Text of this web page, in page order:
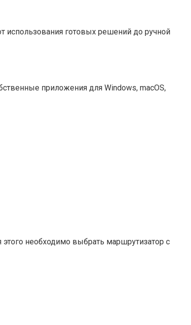
использования готовых решений до ручной
приложения для Windows, macOS,
необходимо выбрать маршрутизатор с